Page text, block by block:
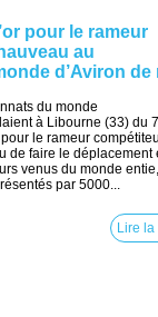
pour le rameur
au
d’Aviron de
du monde
à Libourne (33) du
le rameur
de faire le déplacement
venus du monde entie,
par 5000...
Lire la